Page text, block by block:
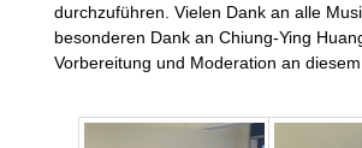
durchzuführen. Vielen Dank an alle
besonderen Dank an Chiung-Ying
Vorbereitung und Moderation an diesem